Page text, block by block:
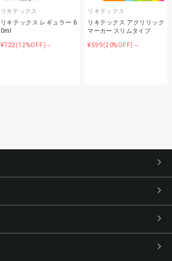
リキテックス
リキテックス レギュラー 6
0ml
¥722(12%OFF)～
リキテックス
リキテックス アクリリック
マーカー スリムタイプ
¥599(20%OFF)～